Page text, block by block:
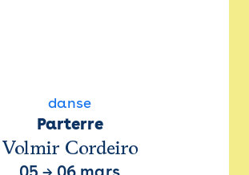
danse
Parterre
Volmir Cordeiro